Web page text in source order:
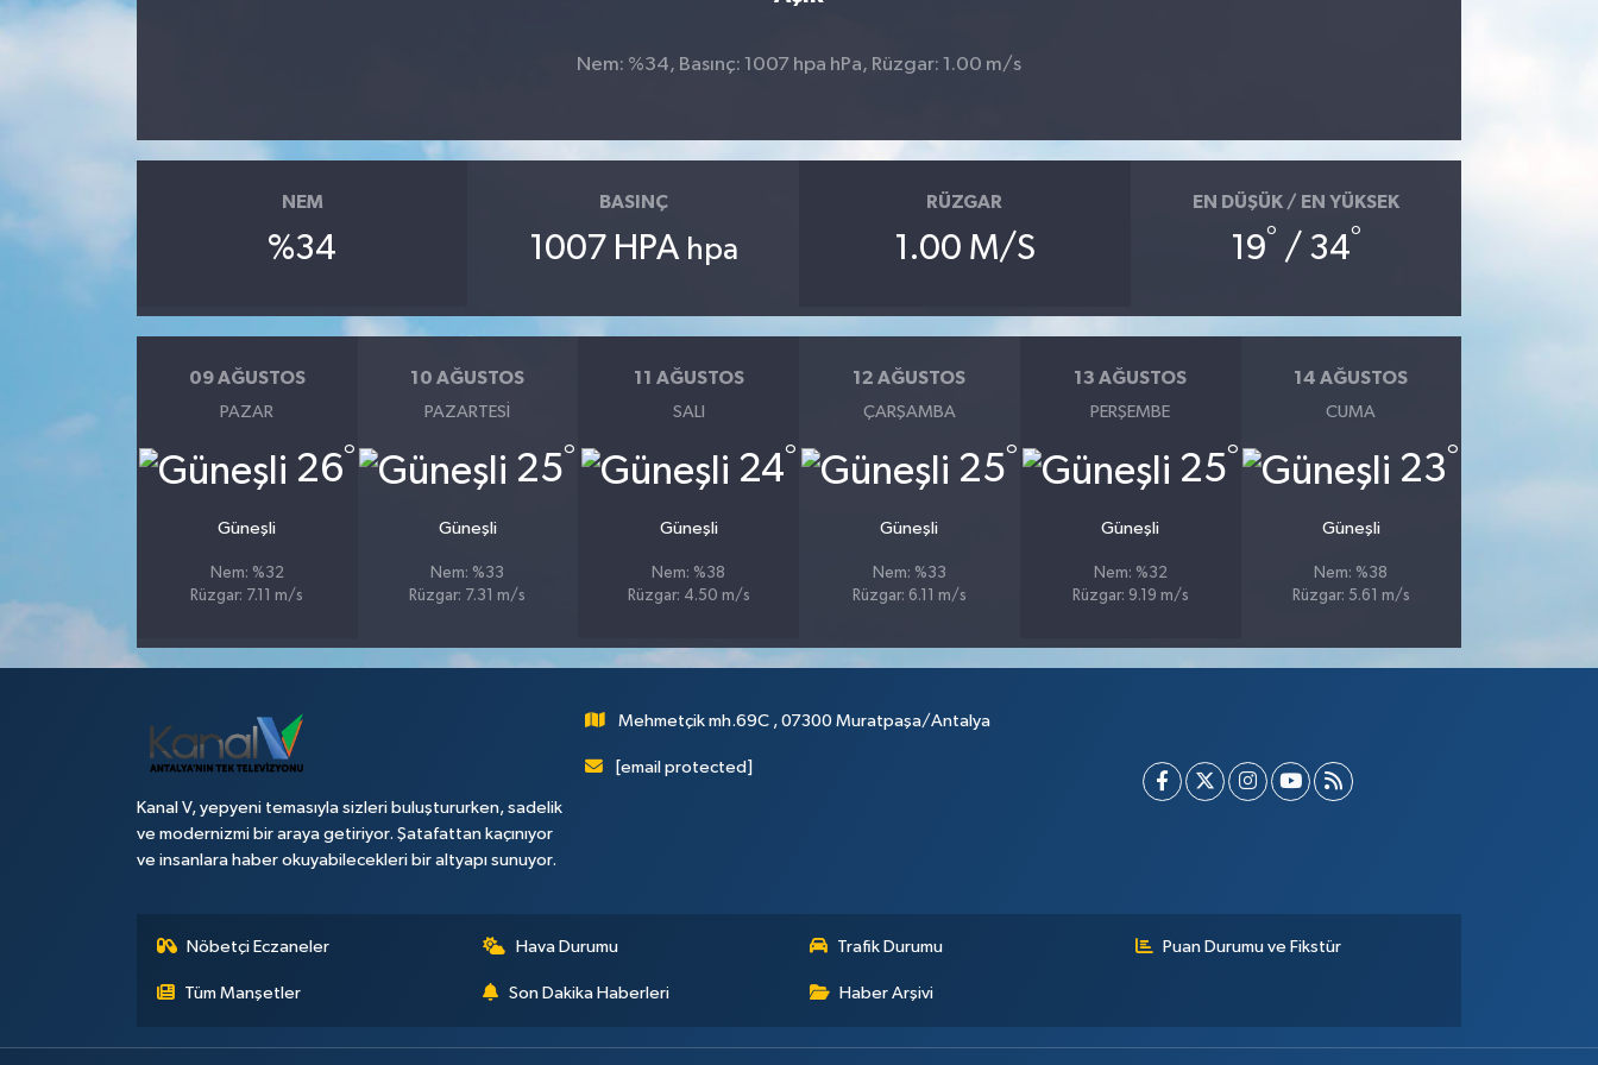
Nem: %34, Basınç: 1007 hpa hPa, Rüzgar: 1.00 m/s
NEM
%34
BASINÇ
1007 HPA hpa
RÜZGAR
1.00 M/S
EN DÜŞÜK / EN YÜKSEK
19° / 34°
09 AĞUSTOS
PAZAR
26°
Güneşli
Nem: %32
Rüzgar: 7.11 m/s
10 AĞUSTOS
PAZARTESI
25°
Güneşli
Nem: %33
Rüzgar: 7.31 m/s
11 AĞUSTOS
SALI
24°
Güneşli
Nem: %38
Rüzgar: 4.50 m/s
12 AĞUSTOS
ÇARŞAMBA
25°
Güneşli
Nem: %33
Rüzgar: 6.11 m/s
13 AĞUSTOS
PERŞEMBE
25°
Güneşli
Nem: %32
Rüzgar: 9.19 m/s
14 AĞUSTOS
CUMA
23°
Güneşli
Nem: %38
Rüzgar: 5.61 m/s
Kanal V, yepyeni temasıyla sizleri buluştururken, sadelik
ve modernizmi bir araya getiriyor. Şatafattan kaçınıyor
ve insanlara haber okuyabilecekleri bir altyapı sunuyor.
Mehmetçik mh.69C , 07300 Muratpaşa/Antalya
[email protected]
Nöbetçi Eczaneler Hava Durumu Trafik Durumu Puan Durumu ve Fikstür
Tüm Manşetler Son Dakika Haberleri Haber Arşivi
Kültür Sanat
Sosyal medya
Televizyon